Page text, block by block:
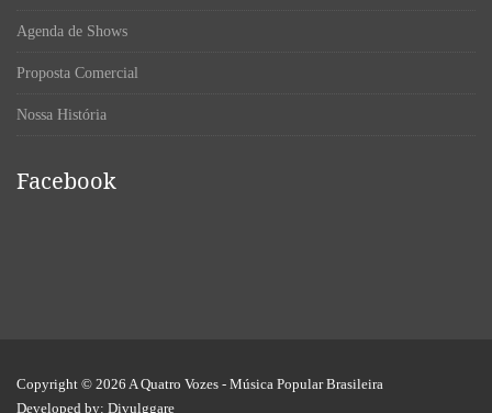
Agenda de Shows
Proposta Comercial
Nossa História
Facebook
Copyright © 2026 A Quatro Vozes - Música Popular Brasileira
Developed by: Divulggare